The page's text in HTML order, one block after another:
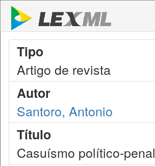
Tipo
Artigo de revista
Autor
Santoro, Antonio
Título
Casuísmo político-penal